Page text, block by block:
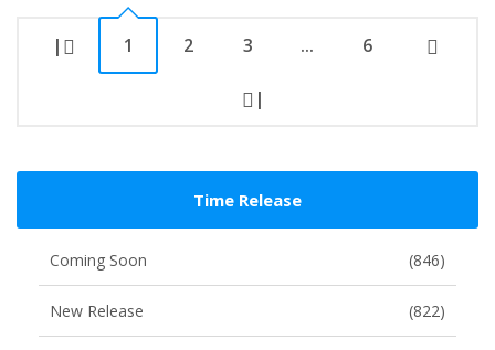
| 1 2 3 ... 6
|
Time Release
Coming Soon (846)
New Release (822)